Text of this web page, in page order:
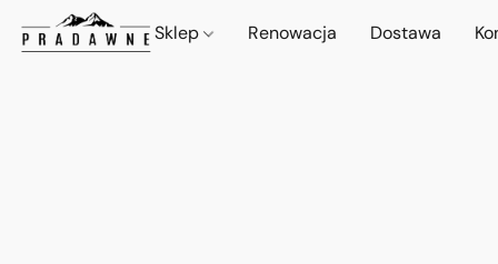
Sklep Renowacja Dostawa